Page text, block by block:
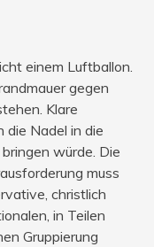
einem Luftballon.
gegen
Klare
Nadel in die
würde. Die
muss
christlich
in Teilen
Gruppierung